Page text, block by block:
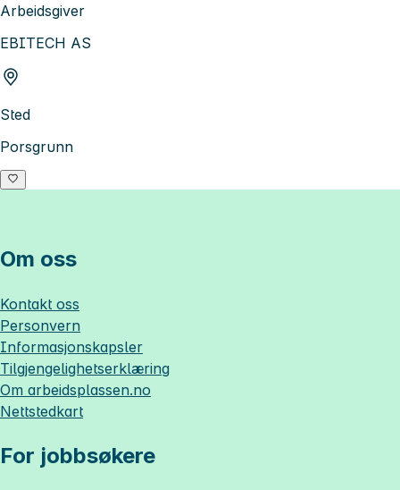
Arbeidsgiver
EBITECH AS
Sted
Porsgrunn
Om oss
Kontakt oss
Personvern
Informasjonskapsler
Tilgjengelighetserklæring
Om arbeidsplassen.no
Nettstedkart
For jobbsøkere